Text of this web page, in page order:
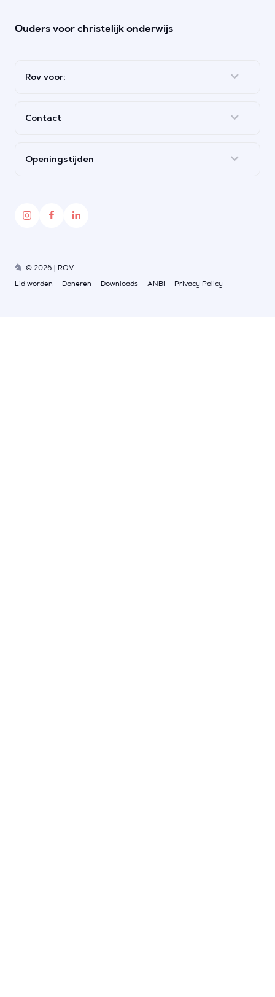
Ouders voor christelijk onderwijs
Rov voor:
Contact
Openingstijden
© 2026 | ROV
Lid worden
Doneren Downloads ANBI Privacy Policy